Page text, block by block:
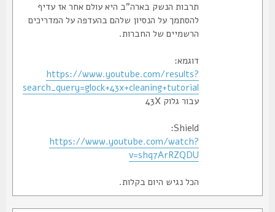
תרבות הנשק בארה"ב היא עולם אחר אז עדיף
להסתמך על הנסיון שלהם בהעדפה על המדריכים
הרשמיים של החברות.
דוגמא:
https://www.youtube.com/results?
search_query=glock+43x+cleaning+tutorial
עבור גלוק 43X
Shield:
https://www.youtube.com/watch?
v=shq7ArRZQDU
הכל נגיש היום בקלות.